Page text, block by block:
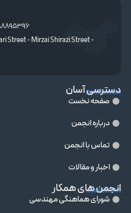
| 021-88899255
Street - Mirzai Shirazi Street -
دسترسی آسان
صفحه نخست
درباره انجمن
تماس با انجمن
اخبار و مقالات
انجمن های همکار
شورای هماهنگی مهندسی